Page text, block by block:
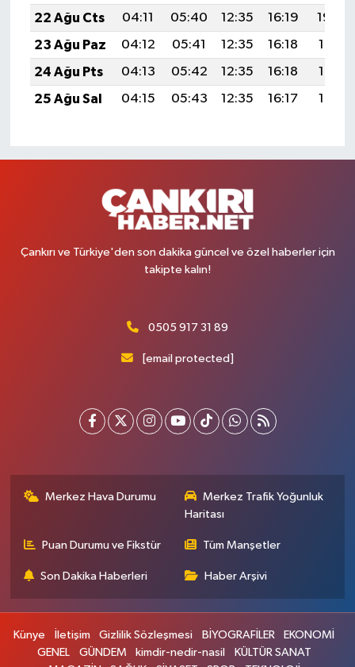
22 Ağu Cts
04:11 05:40 12:35 16:19
19:20
23 Ağu Paz
04:12 05:41 12:35 16:18
19:19
24 Ağu Pts
04:13 05:42 12:35 16:18
19:17
25 Ağu Sal
04:15 05:43 12:35 16:17 19:16
Çankırı ve Türkiye'den son dakika güncel ve özel haberler için
takipte kalın!
0505 917 31 89
[email protected]
Merkez Hava Durumu
Merkez Trafik Yoğunluk
Haritası
Puan Durumu ve Fikstür Tüm Manşetler
Son Dakika Haberleri Haber Arşivi
Künye İletişim Gizlilik Sözleşmesi BİYOGRAFİLER
EKONOMİ
GENEL
GÜNDEM kimdir-nedir-nasil
KÜLTÜR SANAT